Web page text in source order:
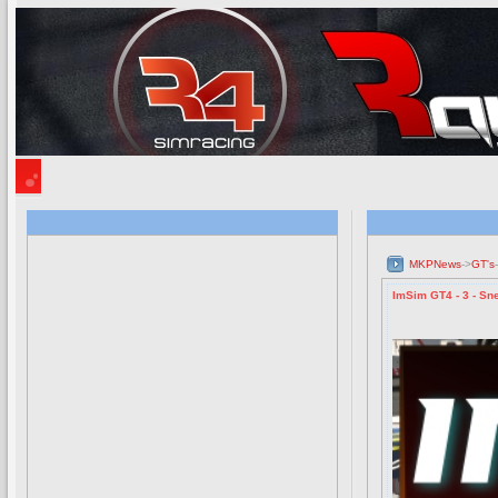
MKPNews->GT's
ImSim GT4 - 3 -